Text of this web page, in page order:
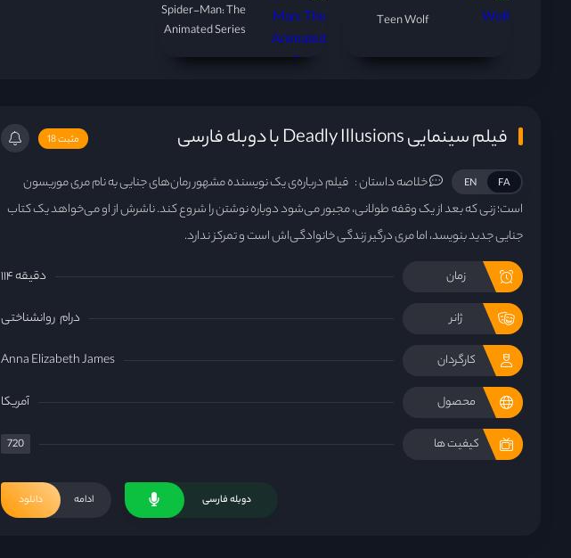
Teen Wolf
Spider-Man: The
Animated Series
فیلم سینمایی Deadly Illusions با دوبله فارسی مثبت 18
FA
EN خلاصه داستان : فیلم درباره‌ی یک نویسنده مشهور رمان‌های جنایی به نام مری موریسون
است؛ زنی که بعد از یک وقفه طولانی، مجبور می‌شود دوباره نوشتن را شروع کند. ناشرش از او می‌خواهد یک کتاب
جنایی جدید بنویسد، اما مری درگیر زندگی خانوادگی‌اش است و تمرکز ندارد.
زمان ۱۱۴ دقیقه
ژانر درام روانشناختی
کارگردان Anna Elizabeth James
محصول آمریکا
کیفیت ها 720
ادامه دانلود دوبله فارسی